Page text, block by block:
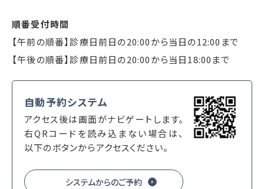
順番受付時間
【午前の順番】診療日前日の20:00から当日の12:00まで
【午後の順番】診療日前日の20:00から当日18:00まで
自動予約システム
アクセス後は画面がナビゲートします。
右QRコードを読み込まない場合は、
以下のボタンからアクセスください。
システムからのご予約